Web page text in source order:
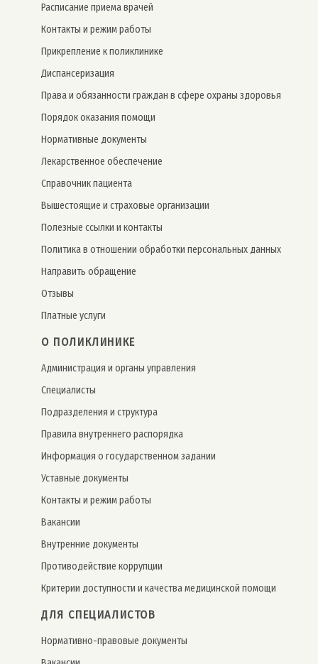
Расписание приема врачей
Контакты и режим работы
Прикрепление к поликлинике
Дис­пансе­риза­ция
Права и обязанности граждан в сфере охраны здоровья
Порядок оказания помощи
Нормативные документы
Лекарственное обеспечение
Справочник пациента
Вышестоящие и страховые организации
Полезные ссылки и контакты
Политика в отношении обработки персональных данных
Направить обращение
Отзывы
Платные услуги
О ПОЛИКЛИНИКЕ
Администрация и органы управления
Специалисты
Подразделения и структура
Правила внутреннего распорядка
Информация о государственном задании
Уставные документы
Контакты и режим работы
Вакансии
Внутренние документы
Противодействие коррупции
Критерии доступности и качества медицинской помощи
ДЛЯ СПЕЦИАЛИСТОВ
Нормативно-правовые документы